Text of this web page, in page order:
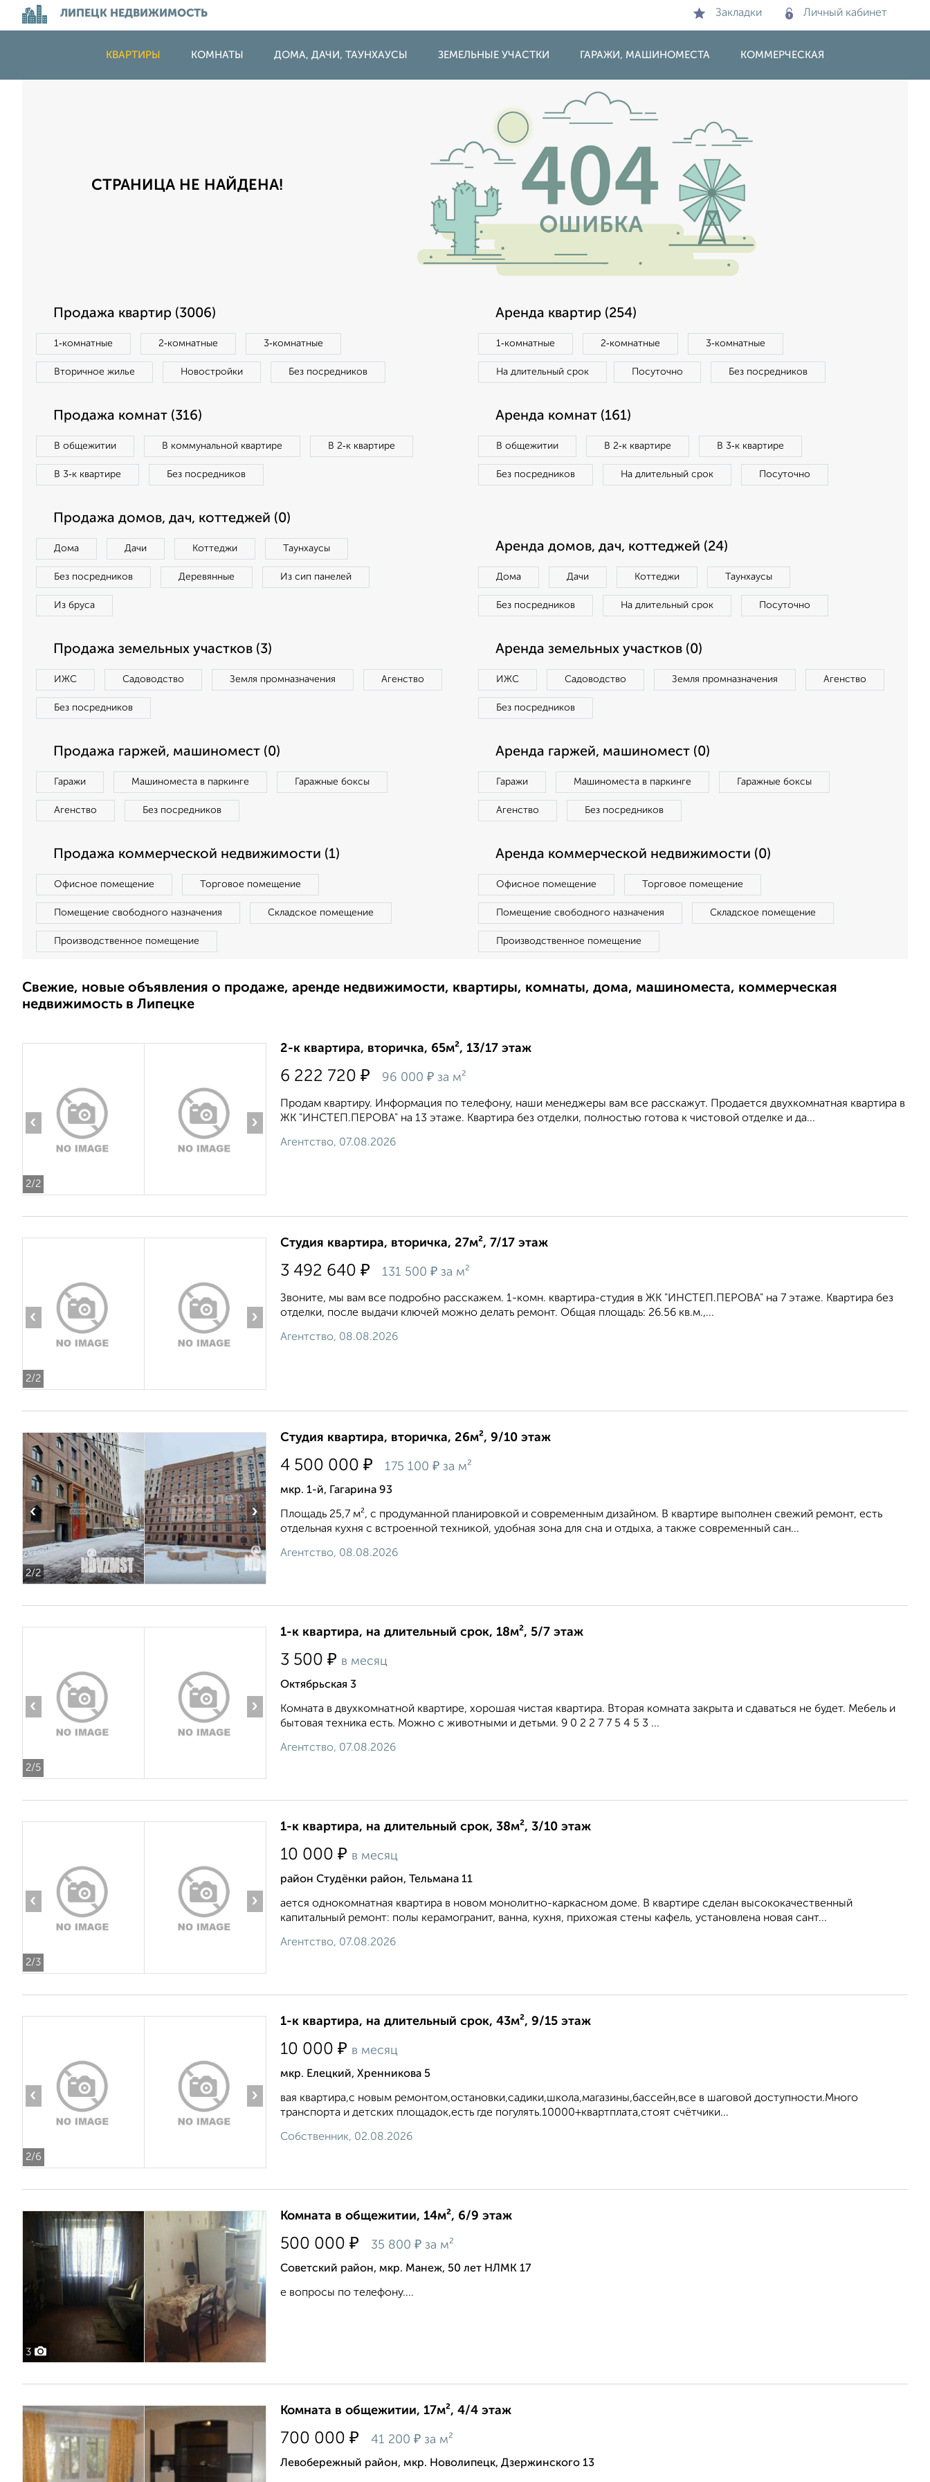
ЛИПЕЦК НЕДВИЖИМОСТЬ Закладки Личный кабинет
КВАРТИРЫ КОМНАТЫ ДОМА, ДАЧИ, ТАУНХАУСЫ ЗЕМЕЛЬНЫЕ УЧАСТКИ ГАРАЖИ, МАШИНОМЕСТА КОММЕРЧЕСКАЯ
СТРАНИЦА НЕ НАЙДЕНА!
Продажа квартир (3006)
1‑комнатные 2‑комнатные 3‑комнатные
Вторичное жилье Новостройки Без посредников
Аренда квартир (254)
1‑комнатные 2‑комнатные 3‑комнатные
На длительный срок Посуточно Без посредников
Продажа комнат (316)
В общежитии В коммунальной квартире В 2‑к квартире
В 3‑к квартире Без посредников
Аренда комнат (161)
В общежитии В 2‑к квартире В 3‑к квартире
Без посредников На длительный срок Посуточно
Продажа домов, дач, коттеджей (0)
Дома Дачи Коттеджи Таунхаусы
Без посредников Деревянные Из сип панелей
Из бруса
Аренда домов, дач, коттеджей (24)
Дома Дачи Коттеджи Таунхаусы
Без посредников На длительный срок Посуточно
Продажа земельных участков (3)
ИЖС Садоводство Земля промназначения Агенство
Без посредников
Аренда земельных участков (0)
ИЖС Садоводство Земля промназначения Агенство
Без посредников
Продажа гаржей, машиномест (0)
Гаражи Машиноместа в паркинге Гаражные боксы
Агенство Без посредников
Аренда гаржей, машиномест (0)
Гаражи Машиноместа в паркинге Гаражные боксы
Агенство Без посредников
Продажа коммерческой недвижимости (1)
Офисное помещение Торговое помещение
Помещение свободного назначения Складское помещение
Производственное помещение
Аренда коммерческой недвижимости (0)
Офисное помещение Торговое помещение
Помещение свободного назначения Складское помещение
Производственное помещение
Свежие, новые объявления о продаже, аренде недвижимости, квартиры, комнаты, дома, машиноместа, коммерческая
недвижимость в Липецке
2/2
‹ ›
2-к квартира, вторичка, 65м², 13/17 этаж
6 222 720 ₽ 96 000 ₽ за м²
Продам квартиру. Информация по телефону, наши менеджеры вам все расскажут. Продается двухкомнатная квартира в
ЖК "ИНСТЕП.ПЕРОВА" на 13 этаже. Квартира без отделки, полностью готова к чистовой отделке и да...
Агентство, 07.08.2026
2/2
‹ ›
Студия квартира, вторичка, 27м², 7/17 этаж
3 492 640 ₽ 131 500 ₽ за м²
Звоните, мы вам все подробно расскажем. 1-комн. квартира-студия в ЖК "ИНСТЕП.ПЕРОВА" на 7 этаже. Квартира без
отделки, после выдачи ключей можно делать ремонт. Общая площадь: 26.56 кв.м.,...
Агентство, 08.08.2026
2/2
‹ ›
Студия квартира, вторичка, 26м², 9/10 этаж
4 500 000 ₽ 175 100 ₽ за м²
мкр. 1-й, Гагарина 93
Площадь 25,7 м², с продуманной планировкой и современным дизайном. В квартире выполнен свежий ремонт, есть
отдельная кухня с встроенной техникой, удобная зона для сна и отдыха, а также современный сан...
Агентство, 08.08.2026
2/5
‹ ›
1-к квартира, на длительный срок, 18м², 5/7 этаж
3 500 ₽ в месяц
Октябрьская 3
Комната в двухкомнатной квартире, хорошая чистая квартира. Вторая комната закрыта и сдаваться не будет. Мебель и
бытовая техника есть. Можно с животными и детьми. 9 0 2 2 7 7 5 4 5 3 ...
Агентство, 07.08.2026
2/3
‹ ›
1-к квартира, на длительный срок, 38м², 3/10 этаж
10 000 ₽ в месяц
район Студёнки район, Тельмана 11
ается однокомнатная квартира в новом монолитно-каркасном доме. В квартире сделан высококачественный
капитальный ремонт: полы керамогранит, ванна, кухня, прихожая стены кафель, установлена новая сант...
Агентство, 07.08.2026
2/6
‹ ›
1-к квартира, на длительный срок, 43м², 9/15 этаж
10 000 ₽ в месяц
мкр. Елецкий, Хренникова 5
вая квартира,с новым ремонтом,остановки,садики,школа,магазины,бассейн,все в шаговой доступности.Много
транспорта и детских площадок,есть где погулять.10000+квартплата,стоят счётчики...
Собственник, 02.08.2026
3
Комната в общежитии, 14м², 6/9 этаж
500 000 ₽ 35 800 ₽ за м²
Советский район, мкр. Манеж, 50 лет НЛМК 17
е вопросы по телефону....
Комната в общежитии, 17м², 4/4 этаж
700 000 ₽ 41 200 ₽ за м²
Левобережный район, мкр. Новолипецк, Дзержинского 13